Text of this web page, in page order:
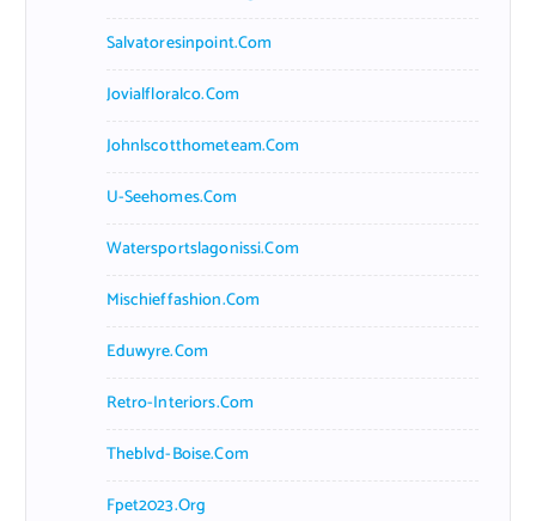
Salvatoresinpoint.com
Jovialfloralco.com
Johnlscotthometeam.com
U-Seehomes.com
Watersportslagonissi.com
Mischieffashion.com
Eduwyre.com
Retro-Interiors.com
Theblvd-Boise.com
Fpet2023.org